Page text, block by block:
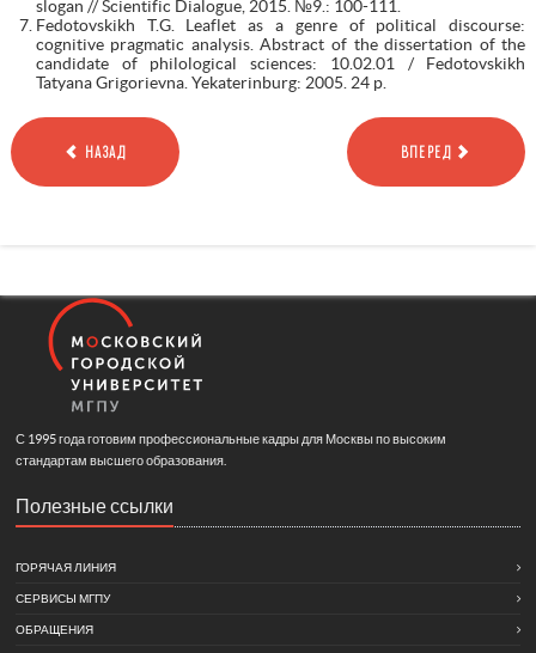
slogan // Scientific Dialogue, 2015. №9.: 100-111.
Fedotovskikh T.G. Leaflet as a genre of political discourse:
cognitive pragmatic analysis. Abstract of the dissertation of the
candidate of philological sciences: 10.02.01 / Fedotovskikh
Tatyana Grigorievna. Yekaterinburg: 2005. 24 p.
НАЗАД ВПЕРЕД
С 1995 года готовим профессиональные кадры для Москвы по высоким
стандартам высшего образования.
Полезные ссылки
ГОРЯЧАЯ ЛИНИЯ
СЕРВИСЫ МГПУ
ОБРАЩЕНИЯ